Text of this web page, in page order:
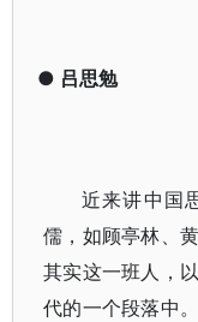
● 吕思勉
近来讲中国
儒，如顾亭林、
其实这一班人，
代的一个段落中